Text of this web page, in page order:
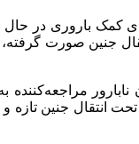
کمک باروری در حال
جنین صورت گرفته،